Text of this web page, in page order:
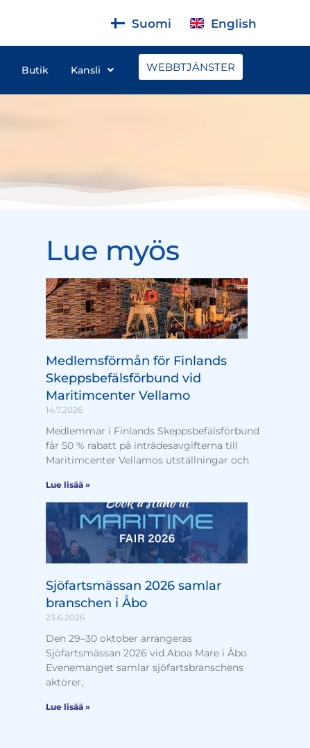
Suomi English
Butik Kansli WEBBTJÄNSTER
Lue myös
Medlemsförmån för Finlands
Skeppsbefälsförbund vid
Maritimcenter Vellamo
14.7.2026
Medlemmar i Finlands Skeppsbefälsförbund
får 50 % rabatt på inträdesavgifterna till
Maritimcenter Vellamos utställningar och
Lue lisää »
Sjöfartsmässan 2026 samlar
branschen i Åbo
23.6.2026
Den 29–30 oktober arrangeras
Sjöfartsmässan 2026 vid Aboa Mare i Åbo.
Evenemanget samlar sjöfartsbranschens
aktörer,
Lue lisää »